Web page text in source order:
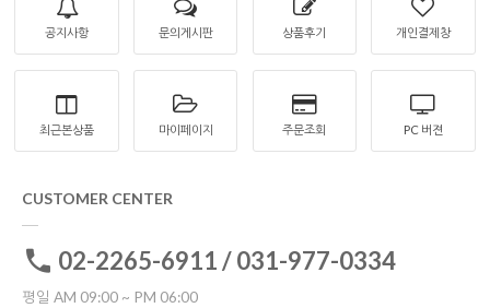
공지사항 문의게시판 상품후기 개인결제창
최근본상품 마이페이지 주문조회 PC 버젼
CUSTOMER CENTER
02-2265-6911 / 031-977-0334
평일 AM 09:00 ~ PM 06:00